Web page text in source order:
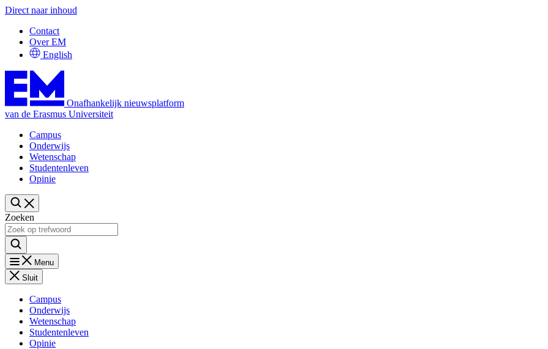
Direct naar inhoud
Contact
Over EM
English
Onafhankelijk nieuwsplatform
van de Erasmus Universiteit
Campus
Onderwijs
Wetenschap
Studentenleven
Opinie
Zoeken
Menu
Sluit
Campus
Onderwijs
Wetenschap
Studentenleven
Opinie